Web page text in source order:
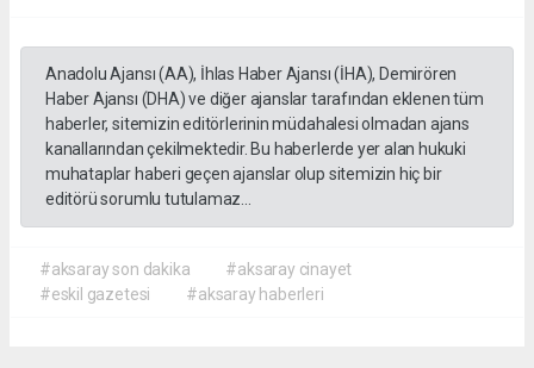
Anadolu Ajansı (AA), İhlas Haber Ajansı (İHA), Demirören
Haber Ajansı (DHA) ve diğer ajanslar tarafından eklenen tüm
haberler, sitemizin editörlerinin müdahalesi olmadan ajans
kanallarından çekilmektedir. Bu haberlerde yer alan hukuki
muhataplar haberi geçen ajanslar olup sitemizin hiç bir
editörü sorumlu tutulamaz...
#aksaray son dakika
#aksaray cinayet
#eskil gazetesi
#aksaray haberleri